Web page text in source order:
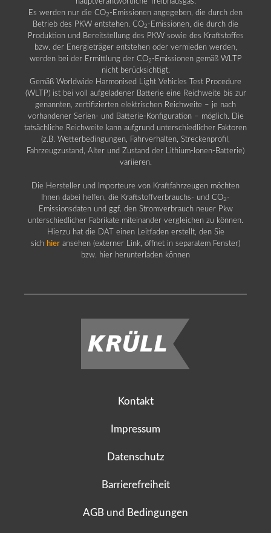
Es werden nur die CO2 -Emissionen angegeben, die durch den
Betrieb des PKW entstehen. CO2 -Emissionen, die durch die
Produktion und Bereitstellung des PKW sowie des Kraftstoffes
bzw. der Energieträger entstehen oder vermieden werden,
werden bei der Ermittlung der CO2 -Emissionen gemäß WLTP
nicht berücksichtigt.
Gemäß Worldwide Harmonised Light Vehicles Test Procedure
(WLTP) ist bei voll aufgeladener Batterie eine Reichweite bis zur
genannten, zertifizierten elektrischen Reichweite – je nach
vorhandener Serien- und Batterie-Konfiguration – möglich. Die
tatsächliche Reichweite kann aufgrund unterschiedlicher Faktoren
(z.B. Wetterbedingungen, Fahrverhalten, Streckenprofil,
Fahrzeugzustand, Alter und Zustand der Lithium-Ionen-Batterie)
variieren.
Die Hersteller und Importeure von Kraftfahrzeugen möchten
Ihnen dabei helfen, die Kraftstoffverbrauchs- und CO2 -
Emissionsdaten und ggf. den Stromverbrauch neuer Pkw
unterschiedlicher Fabrikate miteinander vergleichen zu können.
Hierzu hat die DAT einen Leitfaden erstellt, den Sie
sich hier ansehen (externer Link, öffnet in separatem Fenster)
bzw. hier herunterladen können
Kontakt
Impressum
Datenschutz
Barrierefreiheit
AGB und Bedingungen